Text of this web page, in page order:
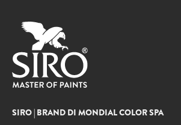
SIRO | BRAND DI MONDIAL COLOR SPA